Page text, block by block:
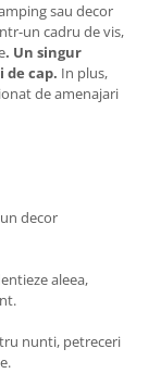
sau decor
un cadru de vis,
. Un singur
de cap. In plus,
de amenajari
decor
aleea,
nunti, petreceri